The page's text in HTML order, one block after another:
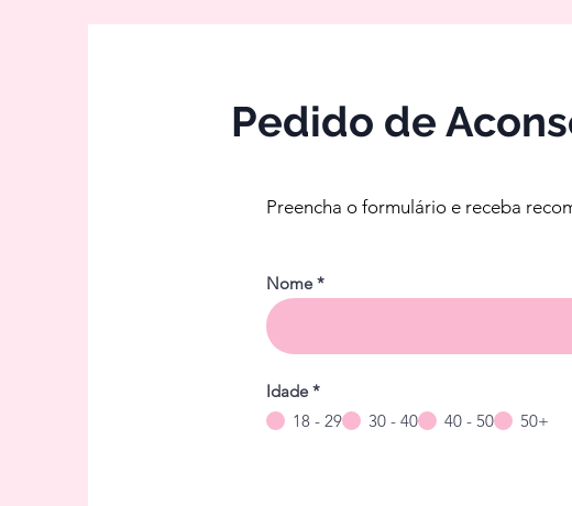
Pedido de
Preencha o formulário e receba
Nome
Idade *
18 - 29
30 - 40 40 - 50 50+